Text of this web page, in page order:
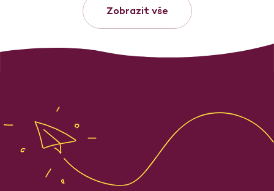
Zobrazit vše